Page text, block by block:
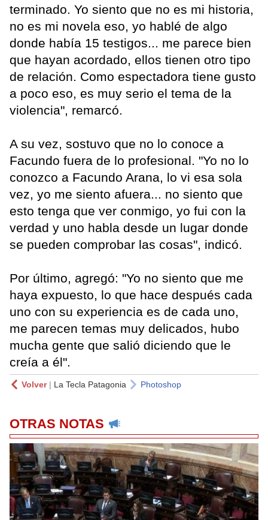
terminado. Yo siento que no es mi historia,
no es mi novela eso, yo hablé de algo
donde había 15 testigos... me parece bien
que hayan acordado, ellos tienen otro tipo
de relación. Como espectadora tiene gusto
a poco eso, es muy serio el tema de la
violencia", remarcó.
A su vez, sostuvo que no lo conoce a
Facundo fuera de lo profesional. "Yo no lo
conozco a Facundo Arana, lo vi esa sola
vez, yo me siento afuera... no siento que
esto tenga que ver conmigo, yo fui con la
verdad y uno habla desde un lugar donde
se pueden comprobar las cosas", indicó.
Por último, agregó: "Yo no siento que me
haya expuesto, lo que hace después cada
uno con su experiencia es de cada uno,
me parecen temas muy delicados, hubo
mucha gente que salió diciendo que le
creía a él".
Volver| La Tecla Patagonia Photoshop
OTRAS NOTAS